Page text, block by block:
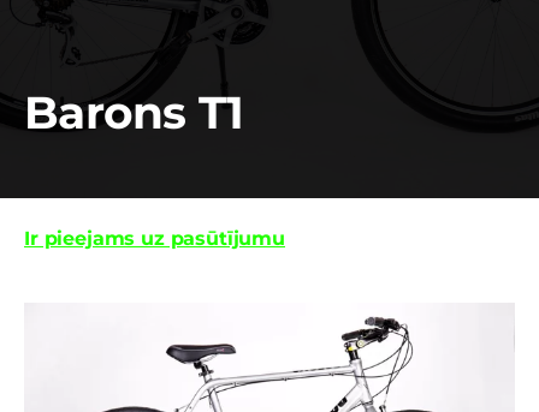
Barons T1
Ir pieejams uz pasūtījumu